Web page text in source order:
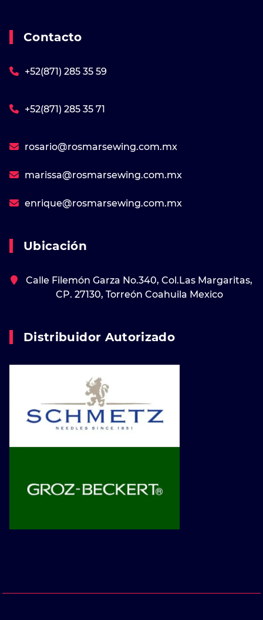
Contacto
+52(871) 285 35 59
+52(871) 285 35 71
rosario@rosmarsewing.com.mx
marissa@rosmarsewing.com.mx
enrique@rosmarsewing.com.mx
Ubicación
Calle Filemón Garza No.340, Col.Las Margaritas,
CP. 27130, Torreón Coahuila Mexico
Distribuidor Autorizado